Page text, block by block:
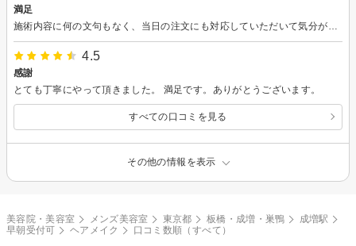
満足
4.5
感謝
とても丁寧にやって頂きました。 満足です。ありがとうございます。
すべての口コミを見る
その他の情報を表示
美容院・美容室 メンズ美容室 東京都 板橋・成増・巣鴨
成増駅
早朝受付可
ヘアメイク 口コミ数順（すべて）